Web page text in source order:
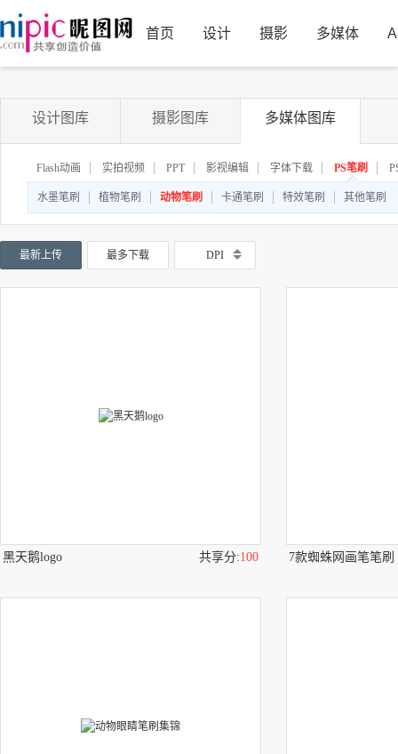
首页 设计 摄影 多媒体
设计图库 摄影图库 多媒体图库
Flash动画 实拍视频 PPT 影视编辑 字体下载 PS笔刷
◆
◆
水墨笔刷
植物笔刷 动物笔刷 卡通笔刷 特效笔刷 其他笔刷
最新上传 最多下载 DPI
黑天鹅logo 共享分:100 7款蜘蛛网画笔笔刷